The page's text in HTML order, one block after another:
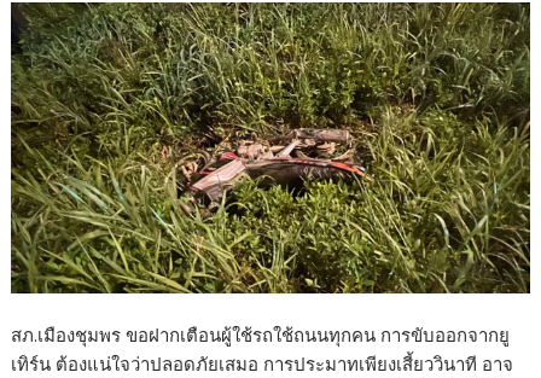
สภ.เมืองชุมพร ขอฝากเตือนผู้ใช้รถใช้ถนนทุกคน การขับออกจากยู
เทิร์น ต้องแน่ใจว่าปลอดภัยเสมอ การประมาทเพียงเสี้ยววินาที อาจ